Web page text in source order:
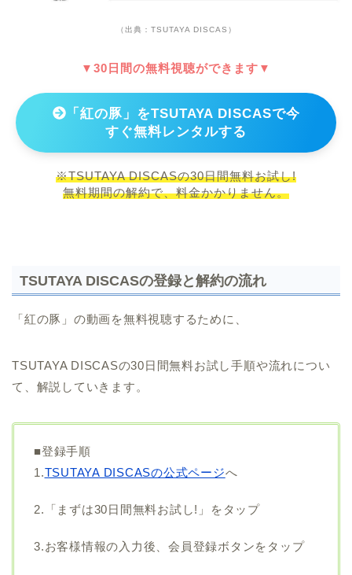
（出典：TSUTAYA DISCAS）
▼30日間の無料視聴ができます▼
「紅の豚」をTSUTAYA DISCASで今
すぐ無料レンタルする
※TSUTAYA DISCASの30日間無料お試し!
無料期間の解約で、料金かかりません。
TSUTAYA DISCASの登録と解約の流れ
「紅の豚」の動画を無料視聴するために、
TSUTAYA DISCASの30日間無料お試し手順や流れについ
て、解説していきます。
■登録手順
1.TSUTAYA DISCASの公式ページへ
2.「まずは30日間無料お試し!」をタップ
3.お客様情報の入力後、会員登録ボタンをタップ